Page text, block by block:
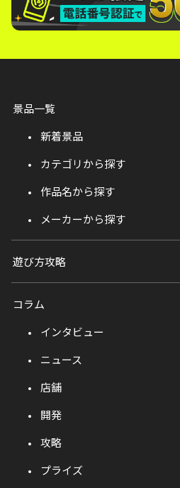
景品一覧
新着景品
カテゴリから探す
作品名から探す
メーカーから探す
遊び方攻略
コラム
インタビュー
ニュース
店舗
開発
攻略
プライズ